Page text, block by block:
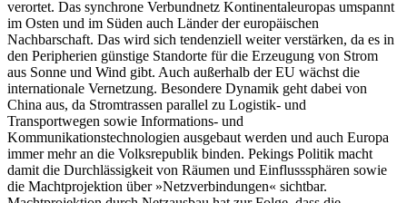
verortet. Das synchrone Verbundnetz Kontinentaleuropas umspannt
im Osten und im Süden auch Länder der europäischen
Nachbarschaft. Das wird sich tendenziell weiter verstärken, da es in
den Peri­phe­rien günstige Standorte für die Erzeugung von Strom
aus Sonne und Wind gibt. Auch außerhalb der EU wächst die
internationale Vernetzung. Besondere Dynamik geht dabei von
China aus, da Stromtrassen parallel zu Logistik- und
Transportwegen sowie Infor­mations- und
Kommunikationstechnologien ausge­baut werden und auch Europa
immer mehr an die Volksrepublik binden. Pekings Politik macht
damit die Durchlässigkeit von Räumen und Einflusssphären sowie
die Machtprojektion über »Netzverbindungen« sichtbar.